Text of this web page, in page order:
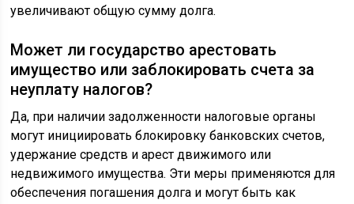
увеличивают общую сумму долга.
Может ли государство арестовать
имущество или заблокировать счета за
неуплату налогов?
Да, при наличии задолженности налоговые органы
могут инициировать блокировку банковских счетов,
удержание средств и арест движимого или
недвижимого имущества. Эти меры применяются для
обеспечения погашения долга и могут быть как